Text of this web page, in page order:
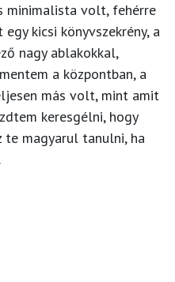
minimalista volt, fehérre
kicsi könyvszekrény, a
nagy ablakokkal,
a központban, a
más volt, mint amit
keresgélni, hogy
te magyarul tanulni, ha